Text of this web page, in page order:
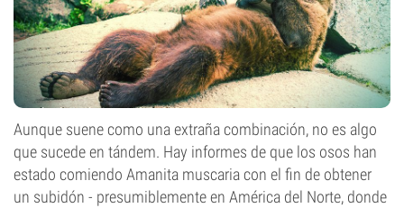
Aunque suene como una extraña combinación, no es algo
que sucede en tándem. Hay informes de que los osos han
estado comiendo Amanita muscaria con el fin de obtener
un subidón - presumiblemente en América del Norte, donde